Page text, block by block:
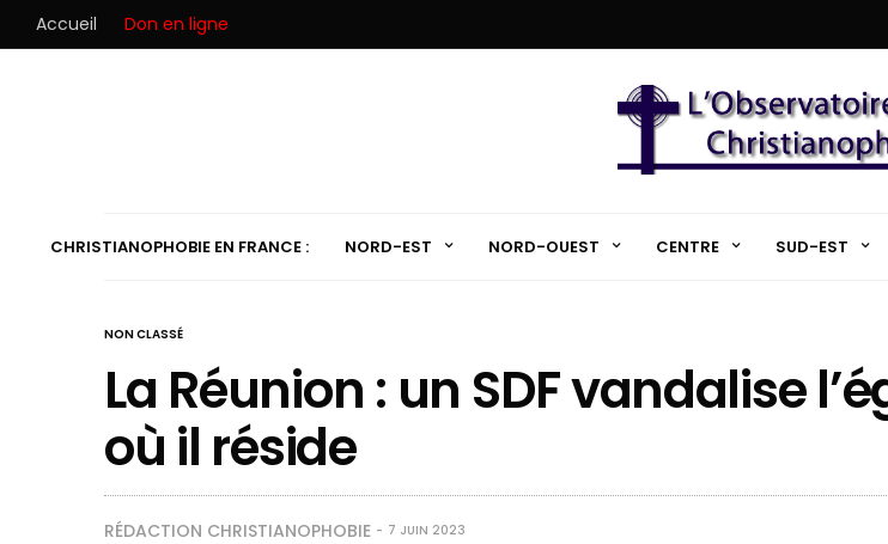
Accueil Don en ligne
CHRISTIANOPHOBIE EN FRANCE : NORD-EST NORD-OUEST CENTRE SUD-EST
NON CLASSÉ
La Réunion : un SDF vandalise
où il réside
RÉDACTION CHRISTIANOPHOBIE 7 JUIN 2023